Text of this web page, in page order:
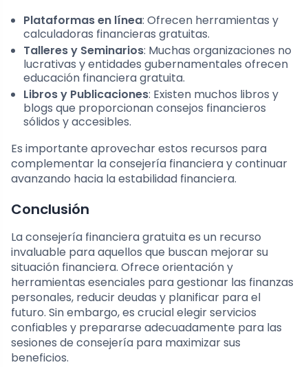
Plataformas en línea: Ofrecen herramientas y
calculadoras financieras gratuitas.
Talleres y Seminarios: Muchas organizaciones no
lucrativas y entidades gubernamentales ofrecen
educación financiera gratuita.
Libros y Publicaciones: Existen muchos libros y
blogs que proporcionan consejos financieros
sólidos y accesibles.
Es importante aprovechar estos recursos para
complementar la consejería financiera y continuar
avanzando hacia la estabilidad financiera.
Conclusión
La consejería financiera gratuita es un recurso
invaluable para aquellos que buscan mejorar su
situación financiera. Ofrece orientación y
herramientas esenciales para gestionar las finanzas
personales, reducir deudas y planificar para el
futuro. Sin embargo, es crucial elegir servicios
confiables y prepararse adecuadamente para las
sesiones de consejería para maximizar sus
beneficios.